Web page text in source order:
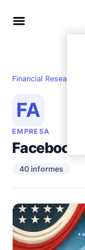
Financial Research
FA
EMPRESA
Facebook
40 informes